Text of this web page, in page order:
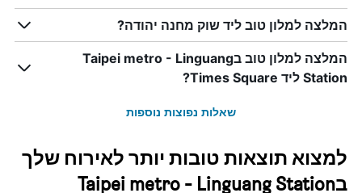
המלצה למלון טוב ליד שוק מחנה יהודה?
המלצה למלון טוב בTaipei metro - Linguang
Station ליד Times Square?
שאלות נפוצות נוספות
למצוא תוצאות טובות יותר לאירוח שלך
בTaipei metro - Linguang Station